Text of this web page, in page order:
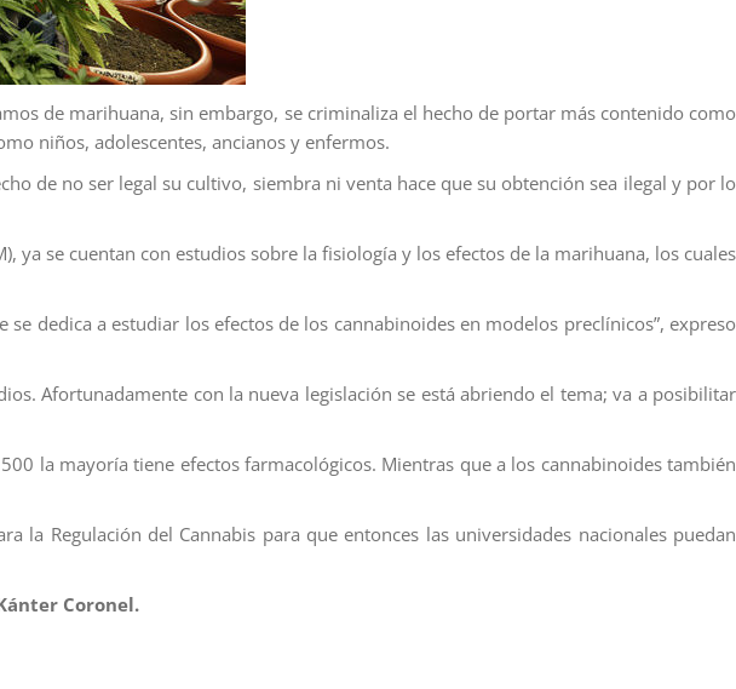
de marihuana, sin embargo, se criminaliza el hecho de portar más contenido como
niños, adolescentes, ancianos y enfermos.
de no ser legal su cultivo, siembra ni venta hace que su obtención sea ilegal y por lo
ya se cuentan con estudios sobre la fisiología y los efectos de la marihuana, los cuales
dedica a estudiar los efectos de los cannabinoides en modelos preclínicos”, expreso
Afortunadamente con la nueva legislación se está abriendo el tema; va a posibilitar
la mayoría tiene efectos farmacológicos. Mientras que a los cannabinoides también
la Regulación del Cannabis para que entonces las universidades nacionales puedan
Coronel.